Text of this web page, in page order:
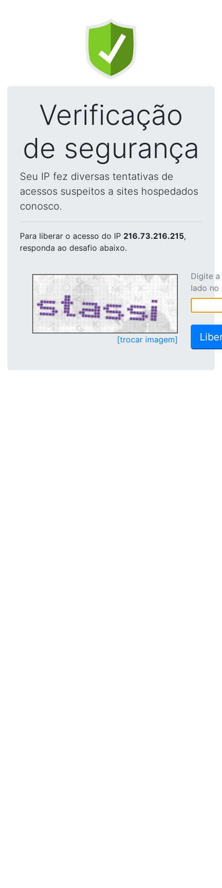
Verificação
de segurança
Seu IP fez diversas tentativas de
acessos suspeitos a sites hospedados
conosco.
Para liberar o acesso do IP 216.73.216.215,
responda ao desafio abaixo.
[trocar imagem]
Digite
lado no